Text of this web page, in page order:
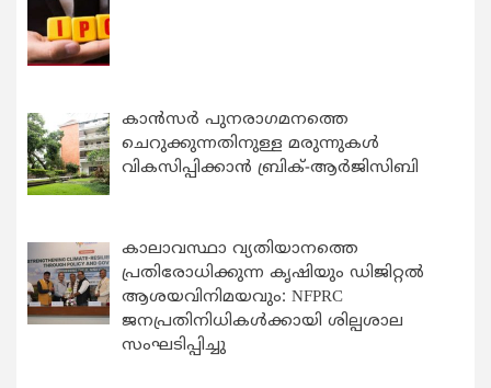
കാന്‍സര്‍ പുനരാഗമനത്തെ
ചെറുക്കുന്നതിനുള്ള മരുന്നുകള്‍
വികസിപ്പിക്കാന്‍ ബ്രിക്-ആര്‍ജിസിബി
കാലാവസ്ഥാ വ്യതിയാനത്തെ
പ്രതിരോധിക്കുന്ന കൃഷിയും ഡിജിറ്റൽ
ആശയവിനിമയവും: NFPRC
ജനപ്രതിനിധികൾക്കായി ശില്പശാല
സംഘടിപ്പിച്ചു